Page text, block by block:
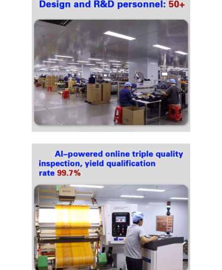
إرسال